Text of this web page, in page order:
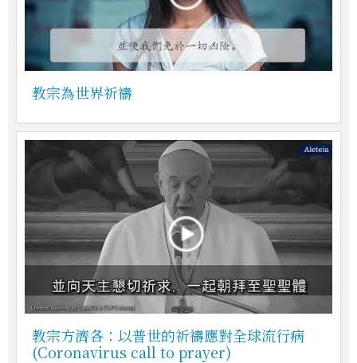
教宗為世界祈禱
教宗方濟各：以普世的祈禱應對全球流行病
(Coronavirus call to prayer)